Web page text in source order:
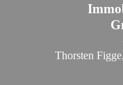
Thorsten